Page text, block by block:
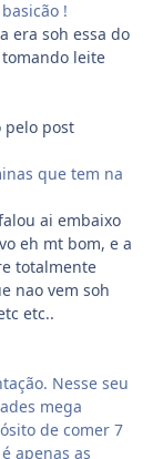
!
era soh essa do
leite
pelo post
que tem na
ai embaixo
eh mt bom, e a
totalmente
nao vem soh
etc..
Nesse seu
mega
de comer 7
apenas as